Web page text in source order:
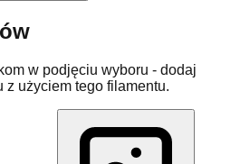
w podjęciu wyboru - dodaj
użyciem tego filamentu.